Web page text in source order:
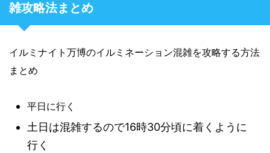
雑攻略法まとめ
イルミナイト万博のイルミネーション混雑を攻略する方法
まとめ
平日に行く
土日は混雑するので16時30分頃に着くように
行く